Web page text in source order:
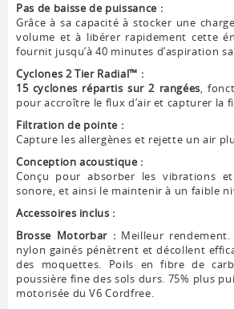
Pas de baisse de puissance :
Grâce à sa capacité à stocker une
volume et à libérer rapidement cette
fournit jusqu’à 40 minutes d’aspiration
Cyclones 2 Tier Radial™ :
15 cyclones répartis sur 2 rangées,
pour accroître le flux d’air et capturer la
Filtration de pointe :
Capture les allergènes et rejette un air
Conception acoustique :
Conçu pour absorber les vibrations
sonore, et ainsi le maintenir à un faible
Accessoires inclus :
Brosse Motorbar : Meilleur
nylon gainés pénètrent et décollent
des moquettes. Poils en fibre de
poussière fine des sols durs. 75% plus
motorisée du V6 Cordfree.